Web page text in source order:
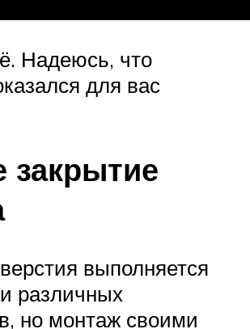
Надеюсь, что
для вас
закрытие
выполняется
различных
но монтаж своими